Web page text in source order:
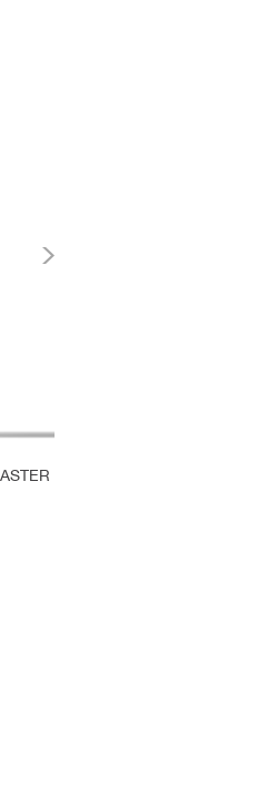
CHRONOMETER POWER